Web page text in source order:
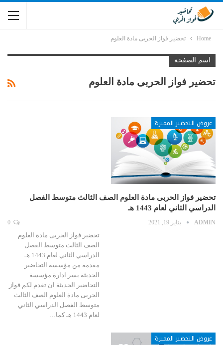
Home تحضير فواز الحربى مادة العلوم
اسم الصفحة
تحضير فواز الحربى مادة العلوم
عروض التحضير المميزة
تحضير فواز الحربى مادة العلوم الصف الثالث متوسط الفصل
الدراسي الثاني لعام 1443 هـ
ADMIN يناير 19, 2021
تحضير فواز الحربى مادة العلوم
الصف الثالث متوسط الفصل
الدراسي الثاني لعام 1443 هـ
مقدمة من مؤسسة التحاضير
الحديثة يسر ادارة مؤسسة
التحاضير الحديثة ان تقدم لكم فواز
الحربى مادة العلوم الصف الثالث
متوسط الفصل الدراسي الثاني
لعام 1443 هـ كما…
عروض التحضير المميزة